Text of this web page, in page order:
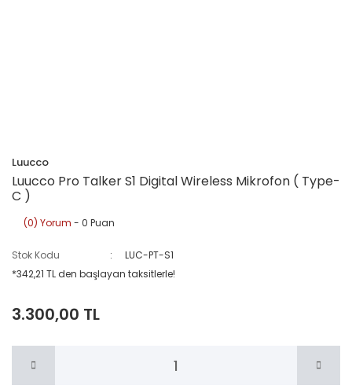
Luucco
Luucco Pro Talker S1 Digital Wireless Mikrofon ( Type-
C )
(0) Yorum - 0 Puan
Stok Kodu
LUC-PT-S1
*342,21 TL den başlayan taksitlerle!
3.300,00 TL